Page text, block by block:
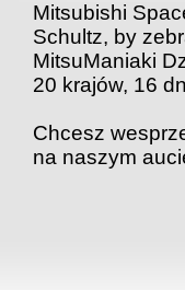
Mitsubishi
Schultz, by
MitsuManiaki
20 krajów, 16
Chcesz
na naszym